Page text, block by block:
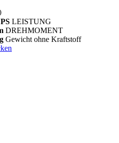
LEISTUNG
DREHMOMENT
Gewicht ohne Kraftstoff